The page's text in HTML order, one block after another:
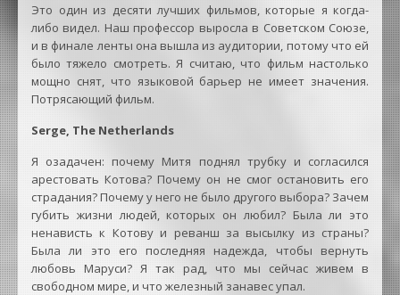
Это один из десяти лучших фильмов, которые я когда-
либо видел. Наш профессор выросла в Советском Союзе,
и в финале ленты она вышла из аудитории, потому что ей
было тяжело смотреть. Я считаю, что фильм настолько
мощно снят, что языковой барьер не имеет значения.
Потрясающий фильм.
Serge, The Netherlands
Я озадачен: почему Митя поднял трубку и согласился
арестовать Котова? Почему он не смог остановить его
страдания? Почему у него не было другого выбора? Зачем
губить жизни людей, которых он любил? Была ли это
ненависть к Котову и реванш за высылку из страны?
Была ли это его последняя надежда, чтобы вернуть
любовь Маруси? Я так рад, что мы сейчас живем в
свободном мире, и что железный занавес упал.